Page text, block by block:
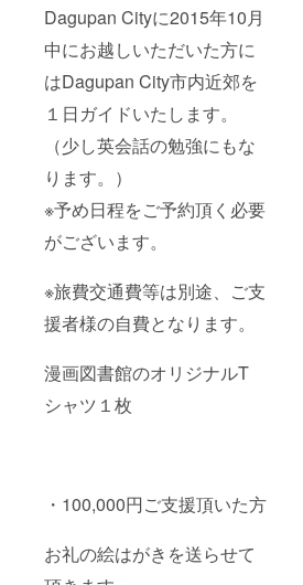
Dagupan Cityに2015年10月
中にお越しいただいた方に
はDagupan City市内近郊を
１日ガイドいたします。
（少し英会話の勉強にもな
ります。）
※予め日程をご予約頂く必要
がございます。
※旅費交通費等は別途、ご支
援者様の自費となります。
漫画図書館のオリジナルT
シャツ１枚
・100,000円ご支援頂いた方
お礼の絵はがきを送らせて